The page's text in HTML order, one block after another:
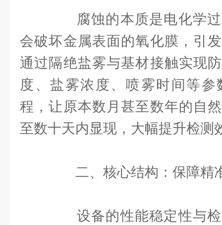
腐蚀的本质是电化学过
会破坏金属表面的氧化膜，引
通过隔绝盐雾与基材接触实现
度、盐雾浓度、喷雾时间等
程，让原本数月甚至数年的自
至数十天内显现，大幅提升检测
二、核心结构：保障精
设备的性能稳定性与检